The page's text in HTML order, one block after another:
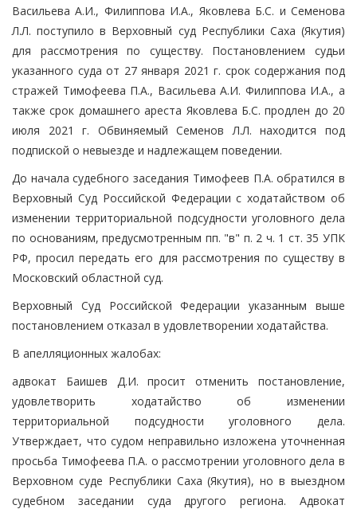
Васильева А.И., Филиппова И.А., Яковлева Б.С. и Семенова
Л.Л. поступило в Верховный суд Республики Саха (Якутия)
для рассмотрения по существу. Постановлением судьи
указанного суда от 27 января 2021 г. срок содержания под
стражей Тимофеева П.А., Васильева А.И. Филиппова И.А., а
также срок домашнего ареста Яковлева Б.С. продлен до 20
июля 2021 г. Обвиняемый Семенов Л.Л. находится под
подпиской о невыезде и надлежащем поведении.
До начала судебного заседания Тимофеев П.А. обратился в
Верховный Суд Российской Федерации с ходатайством об
изменении территориальной подсудности уголовного дела
по основаниям, предусмотренным пп. "в" п. 2 ч. 1 ст. 35 УПК
РФ, просил передать его для рассмотрения по существу в
Московский областной суд.
Верховный Суд Российской Федерации указанным выше
постановлением отказал в удовлетворении ходатайства.
В апелляционных жалобах:
адвокат Баишев Д.И. просит отменить постановление,
удовлетворить ходатайство об изменении
территориальной подсудности уголовного дела.
Утверждает, что судом неправильно изложена уточненная
просьба Тимофеева П.А. о рассмотрении уголовного дела в
Верховном суде Республики Саха (Якутия), но в выездном
судебном заседании суда другого региона. Адвокат